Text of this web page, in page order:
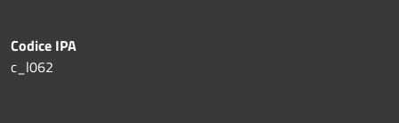
Codice IPA
c_l062